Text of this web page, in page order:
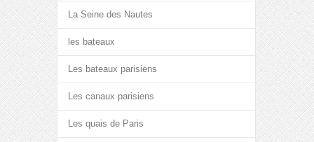
La Seine des Nautes
les bateaux
Les bateaux parisiens
Les canaux parisiens
Les quais de Paris